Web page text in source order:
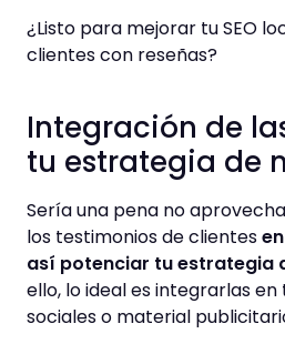
¿Listo para mejorar tu SEO
clientes con reseñas?
Integración de
tu estrategia de
Sería una pena no
los testimonios de clientes
así potenciar tu estrategia
ello, lo ideal es integrarlas en
sociales o material